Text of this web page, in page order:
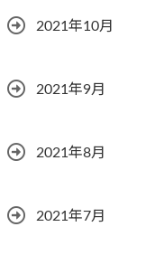
2021年10月
2021年9月
2021年8月
2021年7月